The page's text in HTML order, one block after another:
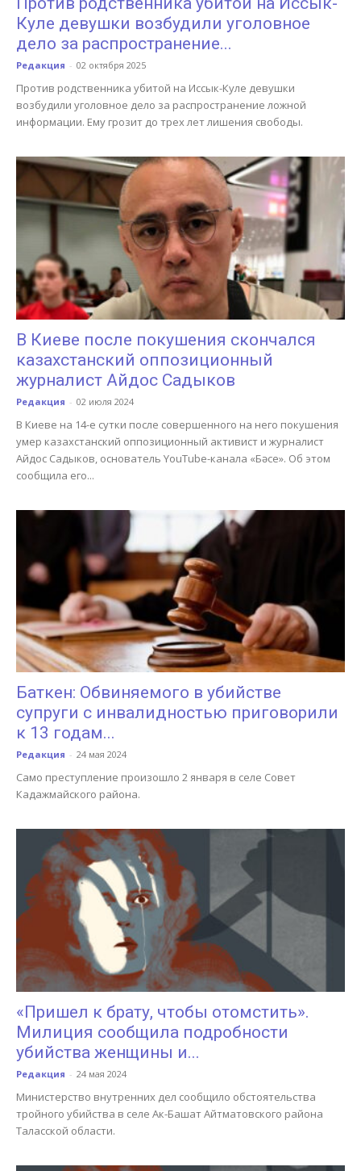
Куле девушки возбудили уголовное
дело за распространение...
Редакция - 02 октября 2025
Против родственника убитой на Иссык-Куле девушки
возбудили уголовное дело за распространение ложной
информации. Ему грозит до трех лет лишения свободы.
В Киеве после покушения скончался
казахстанский оппозиционный
журналист Айдос Садыков
Редакция - 02 июля 2024
В Киеве на 14-е сутки после совершенного на него покушения
умер казахстанский оппозиционный активист и журналист
Айдос Садыков, основатель YouTube-канала «Бәсе». Об этом
сообщила его...
Баткен: Обвиняемого в убийстве
супруги с инвалидностью приговорили
к 13 годам...
Редакция - 24 мая 2024
Само преступление произошло 2 января в селе Совет
Кадажмайского района.
«Пришел к брату, чтобы отомстить».
Милиция сообщила подробности
убийства женщины и...
Редакция - 24 мая 2024
Министерство внутренних дел сообщило обстоятельства
тройного убийства в селе Ак-Башат Айтматовского района
Таласской области.